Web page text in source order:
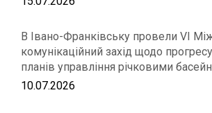
В Івано-Франківську провели VІ
комунікаційний захід щодо прогресу
планів управління річковими
10.07.2026